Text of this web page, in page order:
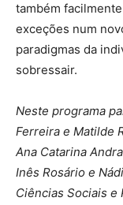
também
exceções num
paradigmas da
sobressair.
Neste programa
Ferreira e Matilde
Ana Catarina
Inês Rosário e
Ciências Sociais e